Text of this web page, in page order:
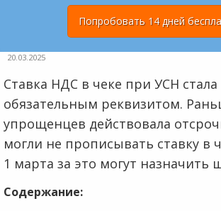
Попробовать 14 дней
20.03.2025
Ставка НДС в чеке при УСН стала
обязательным реквизитом.
упрощенцев действовала
могли не прописывать ставку в
1 марта за это могут назначить
Содержание: